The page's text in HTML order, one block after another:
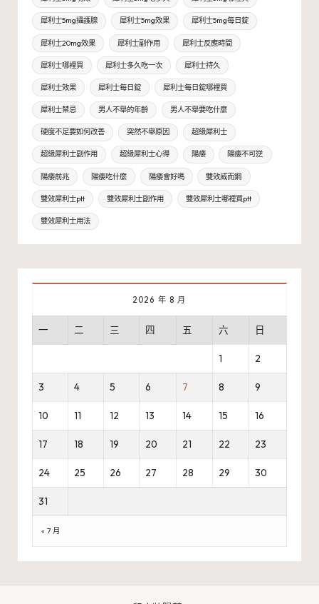
犀利士5mg攝護腺 犀利士5mg效果 犀利士5mg每日錠
犀利士20mg效果 犀利士副作用 犀利士反應時間
犀利士哪裡買 犀利士多久吃一次 犀利士持久
犀利士效果 犀利士每日錠 犀利士每日錠哪裡買
犀利士禁忌 男人不舉的年齡 男人不舉要吃什麼
硬度不足要如何改善 突然不舉原因 超級犀利士
超級犀利士副作用 超級犀利士心得 陽痿 陽痿不可逆
陽痿前兆 陽痿吃什麼 陽痿會好嗎 雙效威而鋼
雙效犀利士ptt 雙效犀利士副作用 雙效犀利士哪裡買ptt
雙效犀利士用法
2026 年 8 月
一 二 三 四 五 六 日
1 2
3 4 5 6 7 8 9
10 11 12 13 14 15 16
17 18 19 20 21 22 23
24 25 26 27 28 29 30
31
« 7 月